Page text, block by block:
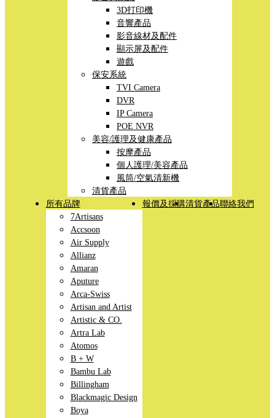
3D打印機
音響產品
影音線材及配件
顯示屏及配件
遊戲
保安系統
TVI Camera
DVR
IP Camera
POE NVR
美容/護理及健康產品
按摩產品
個人護理/美容產品
風筒/空氣清新機
清貨產品
所有品牌
7Artisans
Accsoon
Air Supply
Allianz
Amaran
Aputure
Arca-Swiss
Artisan and Artist
Artistic & CO.
Artra Lab
Atomos
B + W
Bambu Lab
Billingham
Blackmagic Design
Boya
報價及採購清貨產品聯絡我們